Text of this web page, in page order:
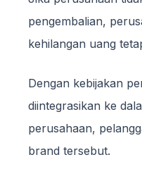
pengembalian,
kehilangan uang
Dengan kebijakan
diintegrasikan ke
perusahaan,
brand tersebut.